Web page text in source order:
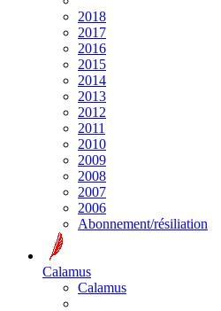
2018
2017
2016
2015
2014
2013
2012
2011
2010
2009
2008
2007
2006
Abonnement/résiliation
Calamus
Calamus